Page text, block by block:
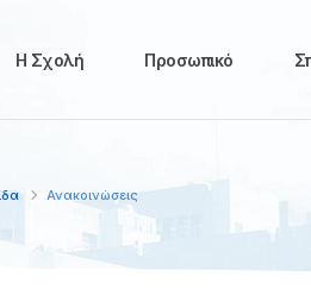
Η Σχολή Προσωπικό
Ανακοινώσεις